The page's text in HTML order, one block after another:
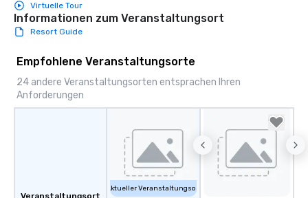
Virtuelle Tour
Informationen zum Veranstaltungsort
Resort Guide
Empfohlene Veranstaltungsorte
24 andere Veranstaltungsorten entsprachen Ihren
Anforderungen
Veranstaltungsort
Aktueller Veranstaltungsort